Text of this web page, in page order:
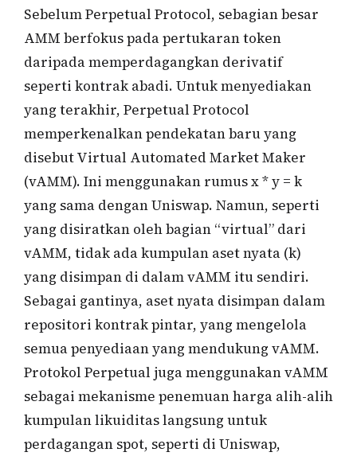
Sebelum Perpetual Protocol, sebagian besar
AMM berfokus pada pertukaran token
daripada memperdagangkan derivatif
seperti kontrak abadi. Untuk menyediakan
yang terakhir, Perpetual Protocol
memperkenalkan pendekatan baru yang
disebut Virtual Automated Market Maker
(vAMM). Ini menggunakan rumus x * y = k
yang sama dengan Uniswap. Namun, seperti
yang disiratkan oleh bagian “virtual” dari
vAMM, tidak ada kumpulan aset nyata (k)
yang disimpan di dalam vAMM itu sendiri.
Sebagai gantinya, aset nyata disimpan dalam
repositori kontrak pintar, yang mengelola
semua penyediaan yang mendukung vAMM.
Protokol Perpetual juga menggunakan vAMM
sebagai mekanisme penemuan harga alih-alih
kumpulan likuiditas langsung untuk
perdagangan spot, seperti di Uniswap,